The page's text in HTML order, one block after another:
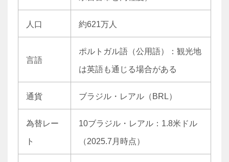
人口 約621万人
言語
ポルトガル語（公用語）：観光地
は英語も通じる場合がある
通貨 ブラジル・レアル（BRL）
為替レー
ト
10ブラジル・レアル：1.8米ドル
（2025.7月時点）